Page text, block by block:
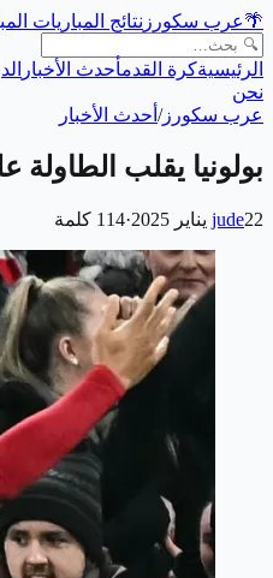
🌴عرب سكورز نتائج المباريات
الرئيسيةكرة القدمأحدث الأخبار
نحن
عرب سكورز/ أحدث الأخبار
بولونيا يقلب
jude22 يناير 2025 ·
114 كلمة